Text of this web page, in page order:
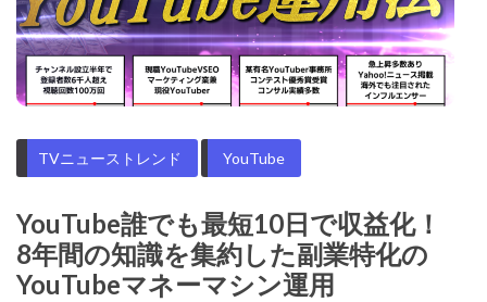
TVニューストレンド YouTube
YouTube誰でも最短10日で収益化！
8年間の知識を集約した副業特化の
YouTubeマネーマシン運用